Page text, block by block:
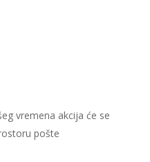
vremena akcija će se
pošte